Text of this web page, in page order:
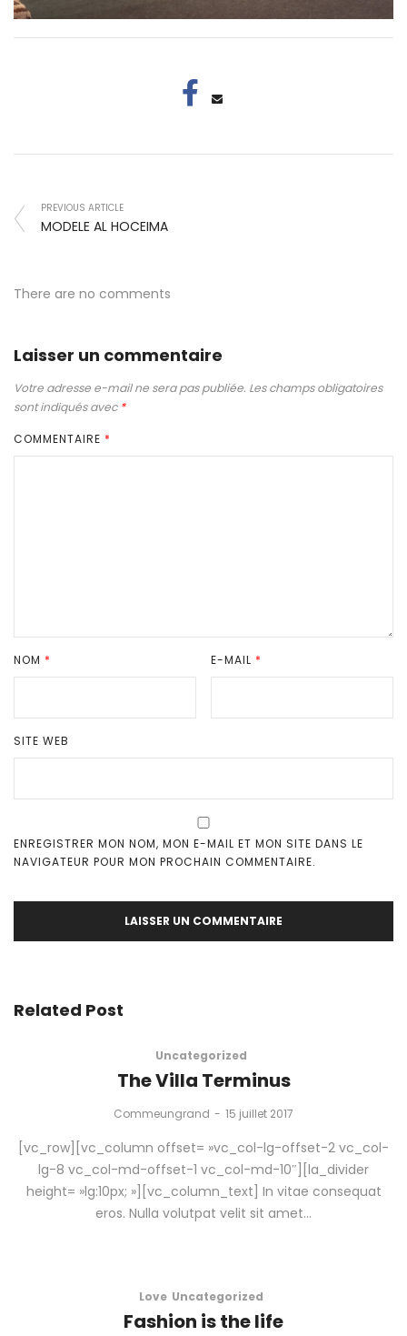
PREVIOUS ARTICLE
MODELE AL HOCEIMA
There are no comments
Laisser un commentaire
Votre adresse e-mail ne sera pas publiée. Les champs obligatoires
sont indiqués avec *
COMMENTAIRE *
NOM * E-MAIL *
SITE WEB
ENREGISTRER MON NOM, MON E-MAIL ET MON SITE DANS LE
NAVIGATEUR POUR MON PROCHAIN COMMENTAIRE.
Related Post
Uncategorized
The Villa Terminus
by
Commeungrand 15 juillet 2017
[vc_row][vc_column offset= »vc_col-lg-offset-2 vc_col-
lg-8 vc_col-md-offset-1 vc_col-md-10″][la_divider
height= »lg:10px; »][vc_column_text] In vitae consequat
eros. Nulla volutpat velit sit amet…
Love Uncategorized
Fashion is the life